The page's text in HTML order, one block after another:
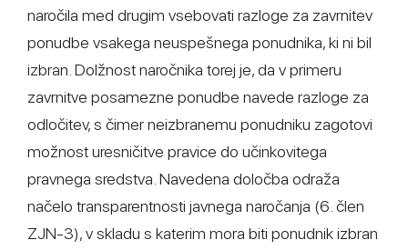
naročila med drugim vsebovati razloge za zavrnitev
ponudbe vsakega neuspešnega ponudnika, ki ni bil
izbran. Dolžnost naročnika torej je, da v primeru
zavrnitve posamezne ponudbe navede razloge za
odločitev, s čimer neizbranemu ponudniku zagotovi
možnost uresničitve pravice do učinkovitega
pravnega sredstva. Navedena določba odraža
načelo transparentnosti javnega naročanja (6. člen
ZJN-3), v skladu s katerim mora biti ponudnik izbran